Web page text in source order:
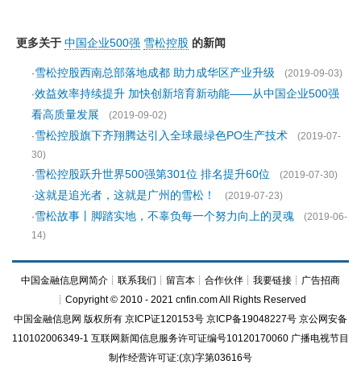
更多关于 中国企业500强 雪松控股 的新闻
·雪松控股西南总部落地成都 助力成华区产业升级
(2019-09-03)
·效益效率持续提升 加快创新培育新动能——从中国企业500强
看高质量发展
(2019-09-02)
·雪松控股旗下齐翔腾达引入全球最绿色PO生产技术
(2019-07-
30)
·雪松控股跃升世界500强第301位 排名提升60位
(2019-07-30)
·这就是追光者，这就是广州的雪松！
(2019-07-23)
·雪松故事丨脚踏实地，不辜负每一个努力向上的灵魂
(2019-06-
14)
中国金融信息网简介 ┊ 联系我们 ┊ 留言本 ┊ 合作伙伴 ┊ 我要链接 ┊ 广告招商
┊Copyright © 2010 - 2021 cnfin.com All Rights Reserved
中国金融信息网 版权所有 京ICP证120153号 京ICP备19048227号 京公网安备
110102006349-1 互联网新闻信息服务许可证编号10120170060 广播电视节目
制作经营许可证:(京)字第03616号